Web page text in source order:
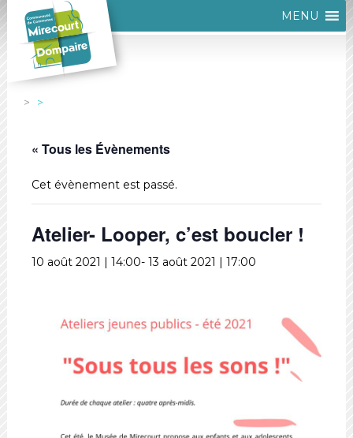
MENU
« Tous les Évènements
Cet évènement est passé.
Atelier- Looper, c’est boucler !
10 août 2021 | 14:00- 13 août 2021 | 17:00